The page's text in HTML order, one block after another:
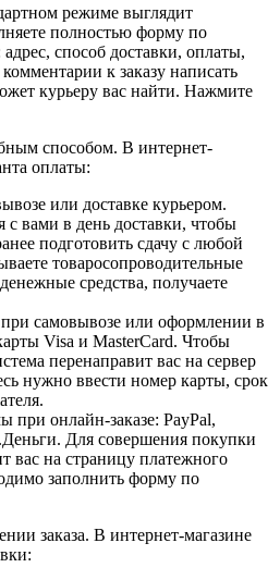
режиме выглядит
полностью форму по
способ доставки, оплаты,
к заказу написать
курьеру вас найти. Нажмите
способом. В интернет-
оплаты:
или доставке курьером.
с вами в день доставки, чтобы
подготовить сдачу с любой
товаросопроводительные
средства, получаете
самовывозе или оформлении в
Visa и MasterCard. Чтобы
перенаправит вас на сервер
нужно ввести номер карты, срок
при онлайн-заказе: PayPal,
Для совершения покупки
вас на страницу платежного
заполнить форму по
заказа. В интернет-магазине